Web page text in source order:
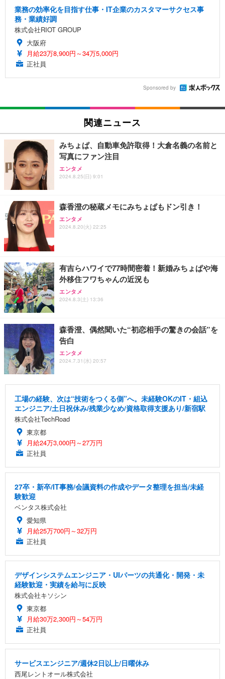
業務の効率化を目指す仕事・IT企業のカスタマーサクセス事
務・業績好調
株式会社RIOT GROUP
大阪府
月給23万8,900円～34万5,000円
正社員
Sponsored by
関連ニュース
みちょぱ、自動車免許取得！大倉名義の名前と
写真にファン注目
エンタメ
2024.8.25(日) 9:01
森香澄の秘蔵メモにみちょぱもドン引き！
エンタメ
2024.8.20(火) 22:25
有吉らハワイで77時間密着！新婚みちょぱや海
外移住フワちゃんの近況も
エンタメ
2024.8.3(土) 13:36
森香澄、偶然聞いた“初恋相手の驚きの会話”を
告白
エンタメ
2024.7.31(水) 20:57
工場の経験、次は“技術をつくる側”へ。未経験OKのIT・組込
エンジニア/土日祝休み/残業少なめ/資格取得支援あり/新宿駅
株式会社TechRoad
東京都
月給24万3,000円～27万円
正社員
27卒・新卒/IT事務/会議資料の作成やデータ整理を担当/未経
験歓迎
ベンタス株式会社
愛知県
月給25万700円～32万円
正社員
デザインシステムエンジニア・UIパーツの共通化・開発・未
経験歓迎・実績を給与に反映
株式会社キソシン
東京都
月給30万2,300円～54万円
正社員
サービスエンジニア/週休2日以上/日曜休み
西尾レントオール株式会社